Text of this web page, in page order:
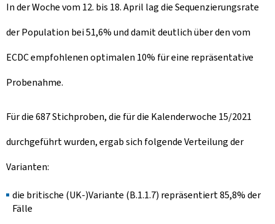
In der Woche vom 12. bis 18. April lag die Sequenzierungsrate
der Population bei 51,6% und damit deutlich über den vom
ECDC empfohlenen optimalen 10% für eine repräsentative
Probenahme.
Für die 687 Stichproben, die für die Kalenderwoche 15/2021
durchgeführt wurden, ergab sich folgende Verteilung der
Varianten:
die britische (UK-)Variante (B.1.1.7) repräsentiert 85,8% der
Fälle